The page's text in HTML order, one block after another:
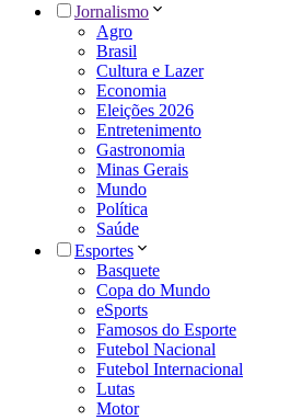
Jornalismo
Agro
Brasil
Cultura e Lazer
Economia
Eleições 2026
Entretenimento
Gastronomia
Minas Gerais
Mundo
Política
Saúde
Esportes
Basquete
Copa do Mundo
eSports
Famosos do Esporte
Futebol Nacional
Futebol Internacional
Lutas
Motor